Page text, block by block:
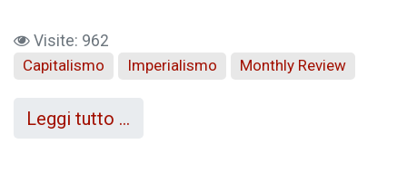
Visite: 962
Capitalismo
Imperialismo Monthly Review
Leggi tutto …